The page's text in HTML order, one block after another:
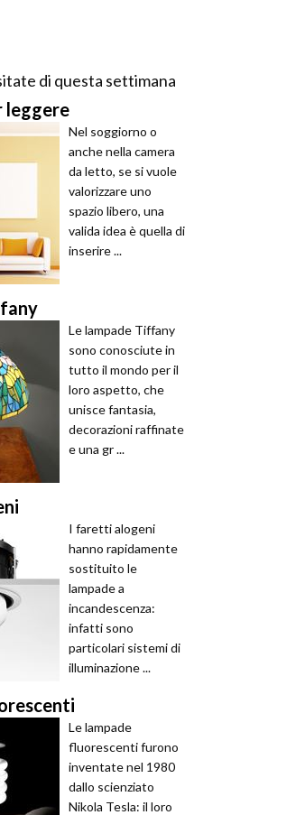
di questa settimana
leggere
Nel soggiorno o
anche nella camera
da letto, se si vuole
valorizzare uno
spazio libero, una
valida idea è quella di
inserire ...
Le lampade Tiffany
sono conosciute in
tutto il mondo per il
loro aspetto, che
unisce fantasia,
decorazioni raffinate
e una gr ...
I faretti alogeni
hanno rapidamente
sostituito le
lampade a
incandescenza:
infatti sono
particolari sistemi di
illuminazione ...
Le lampade
fluorescenti furono
inventate nel 1980
dallo scienziato
Nikola Tesla: il loro